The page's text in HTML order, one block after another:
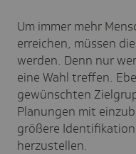
Um immer mehr
erreichen, müssen
werden. Denn nur
eine Wahl treffen.
gewünschten
Planungen mit
größere
herzustellen.